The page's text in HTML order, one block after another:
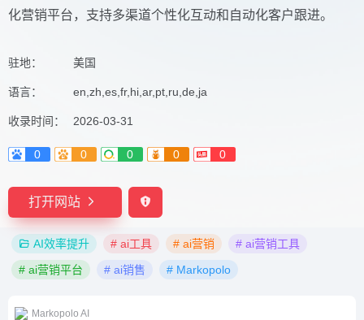
化营销平台，支持多渠道个性化互动和自动化客户跟进。
驻地： 美国
语言： en,zh,es,fr,hi,ar,pt,ru,de,ja
收录时间： 2026-03-31
0 0 0 0 0
打开网站
AI效率提升 # ai工具 # ai营销
# ai营销工具
# ai营销平台
# ai销售 # Markopolo
Markopolo AI